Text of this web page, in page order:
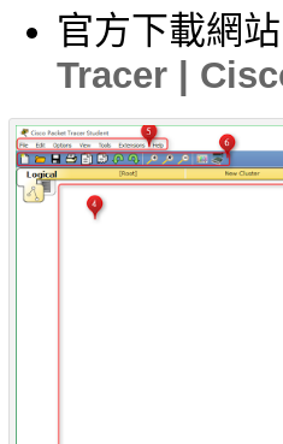
官方下載網
Tracer |